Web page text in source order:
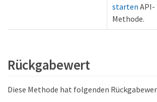
starten API-
Methode.
Rückgabewert
Diese Methode hat folgenden